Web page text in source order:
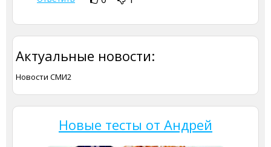
Актуальные новости:
Новости СМИ2
Новые тесты от Андрей